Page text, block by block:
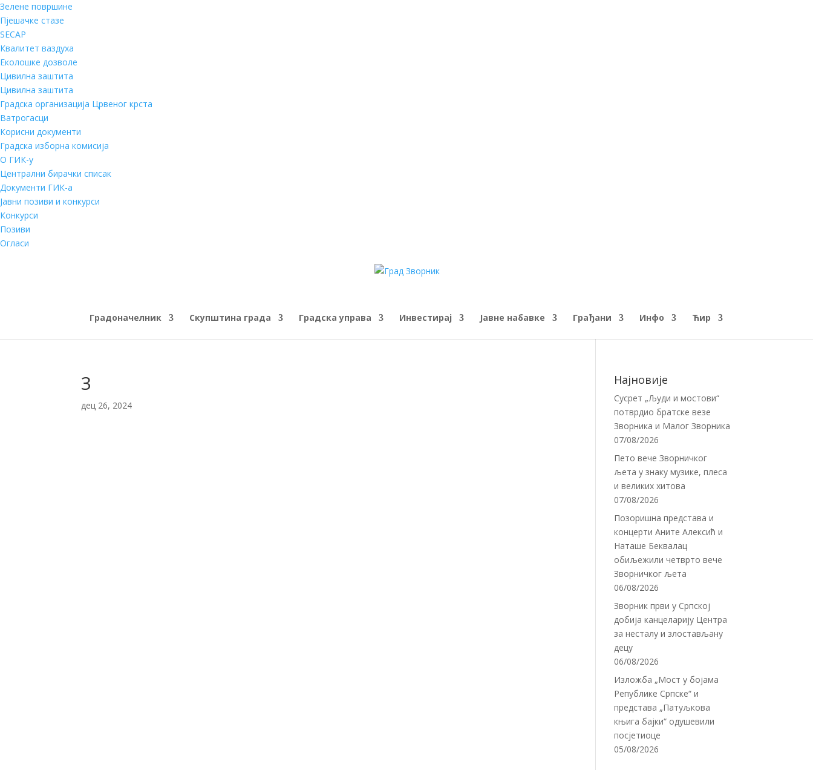
Зелене површине
Пјешачке стазе
SECAP
Квалитет ваздуха
Еколошке дозволе
Цивилна заштита
Цивилна заштита
Градска организација Црвеног крста
Ватрогасци
Корисни документи
Градска изборна комисија
О ГИК-у
Централни бирачки списак
Документи ГИК-а
Јавни позиви и конкурси
Конкурси
Позиви
Огласи
Градоначелник Скупштина града Градска управа Инвестирај Јавне набавке Грађани Инфо Ћир
3
дец 26, 2024
Најновије
Сусрет „Људи и мостови“
потврдио братске везе
Зворника и Малог Зворника
07/08/2026
Пето вече Зворничког
љета у знаку музике, плеса
и великих хитова
07/08/2026
Позоришна представа и
концерти Аните Алексић и
Наташе Беквалац
обиљежили четврто вече
Зворничког љета
06/08/2026
Зворник први у Српској
добија канцеларију Центра
за несталу и злостављану
децу
06/08/2026
Изложба „Мост у бојама
Републике Српске“ и
представа „Патуљкова
књига бајки“ одушевили
посјетиоце
05/08/2026